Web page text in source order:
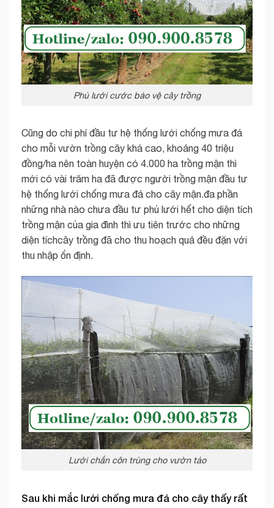
Phủ lưới cước bảo vệ cây trồng
Cũng do chi phí đầu tư hệ thống lưới chống mưa đá
cho mỗi vườn trồng cây khá cao, khoảng 40 triệu
đồng/ha nên toàn huyện có 4.000 ha trồng mận thì
mới có vài trăm ha đã được người trồng mận đầu tư
hệ thống lưới chống mưa đá cho cây mận.đa phần
những nhà nào chưa đầu tư phủ lưới hết cho diện tích
trồng mận của gia đình thì ưu tiên trước cho những
diện tíchcây trồng đã cho thu hoạch quả đều đặn với
thu nhập ổn định.
Lưới chắn côn trùng cho vườn táo
Sau khi mắc lưới chống mưa đá cho cây thấy rất